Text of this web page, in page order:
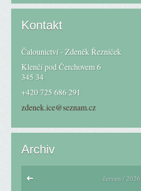
Kontakt
Čalounictví - Zdeněk Řezníček
Klenčí pod Čerchovem 6
345 34
+420 725 686 291
zdenek.ice@seznam.cz
Archiv
červen / 2026